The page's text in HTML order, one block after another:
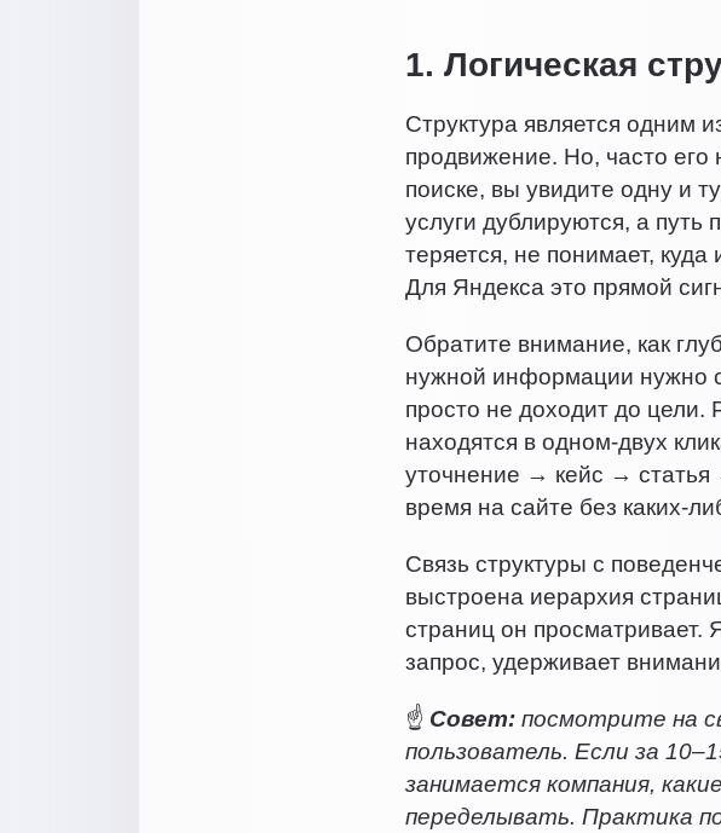
1. Логическая
Структура является одним
продвижение. Но, часто его
поиске, вы увидите одну и
услуги дублируются, а путь
теряется, не понимает,
Для Яндекса это прямой
Обратите внимание, как
нужной информации нужно
просто не доходит до цели.
находятся в одном-двух
уточнение → кейс → статья
время на сайте без каких-
Связь структуры с
выстроена иерархия
страниц он просматривает.
запрос, удерживает
☝️ Совет: посмотрите на
пользователь. Если за
занимается компания,
переделывать. Практика